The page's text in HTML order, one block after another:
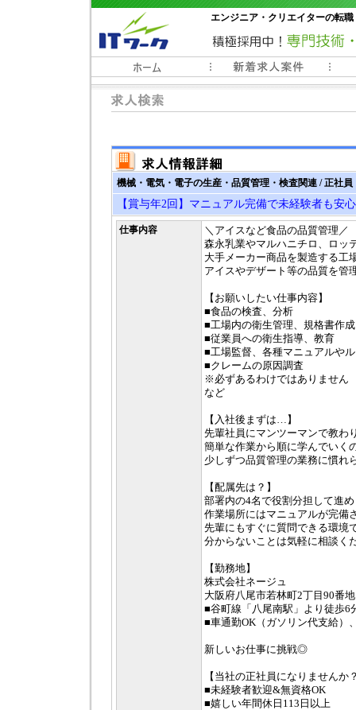
エンジニア・クリエイターの転
常時3000件以上の求人情報掲載中
機械・電気・電子の生産・品質管理・検査関連 / 正社員
【賞与年2回】マニュアル完備で未経験者も安
仕事内容
＼アイスなど食品の品質管理／
森永乳業やマルハニチロ、ロッ
大手メーカー商品を製造する工
アイスやデザート等の品質を管
【お願いしたい仕事内容】
■食品の検査、分析
■工場内の衛生管理、規格書作成
■従業員への衛生指導、教育
■工場監督、各種マニュアルや
■クレームの原因調査
※必ずあるわけではありません
など
【入社後まずは…】
先輩社員にマンツーマンで教わ
簡単な作業から順に学んでいく
少しずつ品質管理の業務に慣れ
【配属先は？】
部署内の4名で役割分担して進
作業場所にはマニュアルが完備
先輩にもすぐに質問できる環境
分からないことは気軽に相談く
【勤務地】
株式会社ネージュ
大阪府八尾市若林町2丁目90番地
■谷町線「八尾南駅」より徒歩6
■車通勤OK（ガソリン代支給）
新しいお仕事に挑戦◎
【当社の正社員になりませんか
■未経験者歓迎&無資格OK
■嬉しい年間休日113日以上